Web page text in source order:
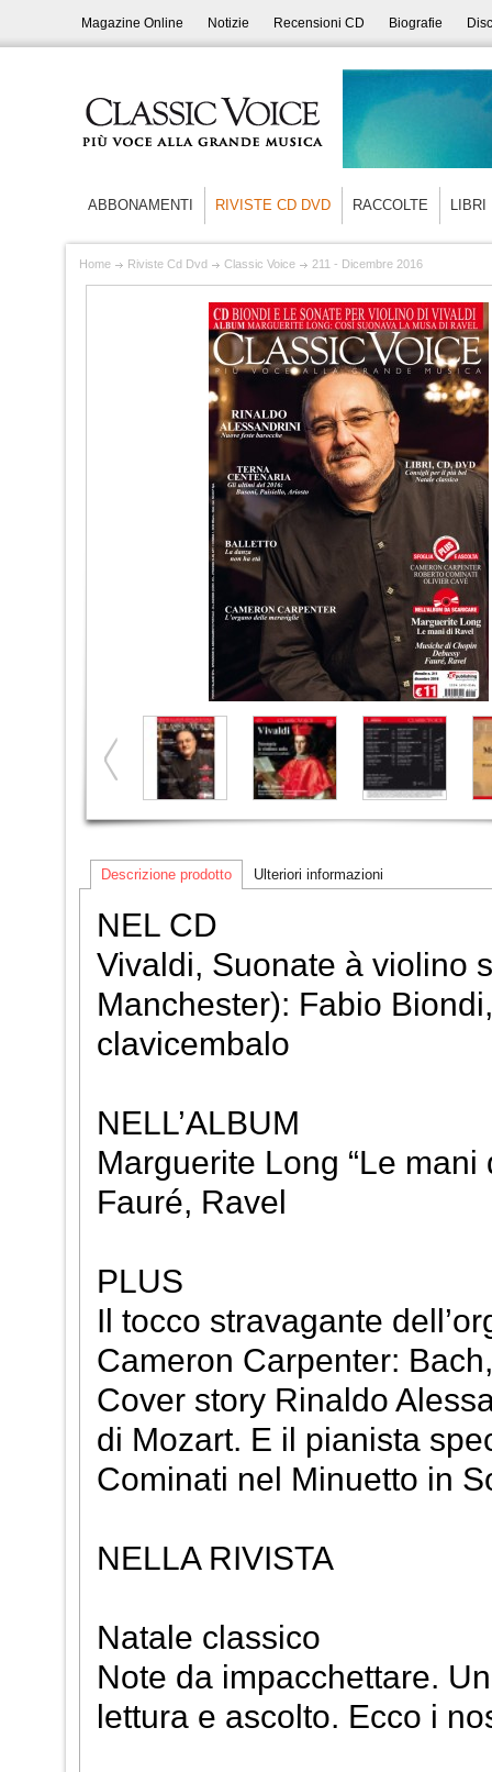
Magazine Online Notizie Recensioni CD Biografie
ABBONAMENTI RIVISTE CD DVD RACCOLTE LIBRI
Home Riviste Cd Dvd Classic Voice 211 - Dicembre 2016
Descrizione prodotto Ulteriori informazioni
NEL CD
Vivaldi, Suonate à violino
Manchester): Fabio
clavicembalo
NELL’ALBUM
Marguerite Long “Le
Fauré, Ravel
PLUS
Il tocco stravagante
Cameron Carpenter:
Cover story Rinaldo
di Mozart. E il pianista
Cominati nel Minuetto in
NELLA RIVISTA
Natale classico
Note da impacchettare.
lettura e ascolto. Ecco i